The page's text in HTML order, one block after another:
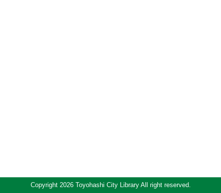
Copyright 2026 Toyohashi City Library All right reserved.